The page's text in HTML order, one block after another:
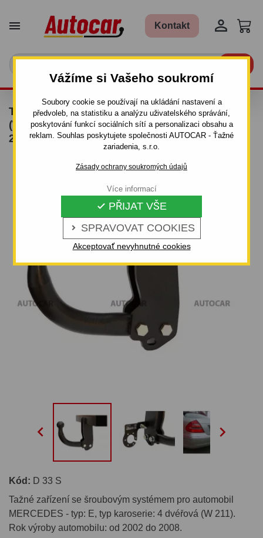
Vážíme si Vašeho soukromí
Soubory cookie se používají na ukládání nastavení a
předvoleb, na statistiku a analýzu uživatelského správání,
poskytování funkcí sociálních sítí a personalizaci obsahu a
reklam. Souhlas poskytujete společnosti AUTOCAR - Ťažné
zariadenia, s.r.o.
Zásady ochrany soukromých údajů
 SPRAVOVAT COOKIES
 PŘIJAT VŠE
Akceptovať nevyhnutné cookies
Více informací
 Kontakt 
TAŽNÉ ZAŘÍZENÍ PRO MERCEDES E - 4DV.
(W 211) - ŠROUBOVÝ SYSTÉM - OD 2002 DO
2008
 
Kód: D 33 S
Tažné zařízení se šroubovým systémem pro automobil
MERCEDES - typ: E, typ karoserie: 4 dvéřová (W 211).
Rok výroby automobilu: od 2002 do 2008.